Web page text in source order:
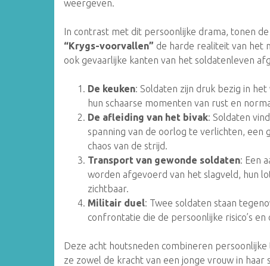
weergeven.
In contrast met dit persoonlijke drama, tonen
“Krygs-voorvallen” de harde realiteit van het
ook gevaarlijke kanten van het soldatenleven
De keuken: Soldaten zijn druk bezig in
hun schaarse momenten van rust en
De afleiding van het bivak: Soldaten
spanning van de oorlog te verlichten, een
chaos van de strijd.
Transport van gewonde soldaten: Een
worden afgevoerd van het slagveld, hun
zichtbaar.
Militair duel: Twee soldaten staan
confrontatie die de persoonlijke risico’s
Deze acht houtsneden combineren
ze zowel de kracht van een jonge vrouw in